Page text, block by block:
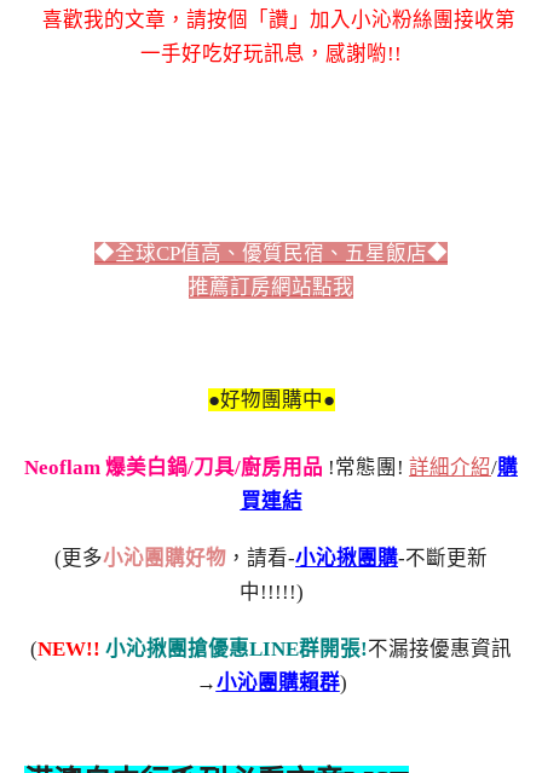
喜歡我的文章，請按個「讚」加入小沁粉絲團接收第
一手好吃好玩訊息，感謝喲!!
◆全球CP值高、優質民宿、五星飯店◆
推薦訂房網站點我
●好物團購中●
Neoflam 爆美白鍋/刀具/廚房用品 !常態團! 詳細介紹/購
買連結
(更多小沁團購好物 ，請看-小沁揪團購-不斷更新
中!!!!!)
(NEW!! 小沁揪團搶優惠LINE群開張!不漏接優惠資訊
→小沁團購賴群)